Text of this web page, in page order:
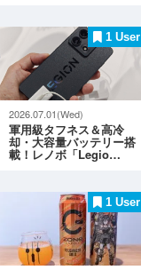
1 User
2026.07.01(Wed)
軍用級タフネス＆高冷
却・大容量バッテリー搭
載！レノボ「Legio…
1 User